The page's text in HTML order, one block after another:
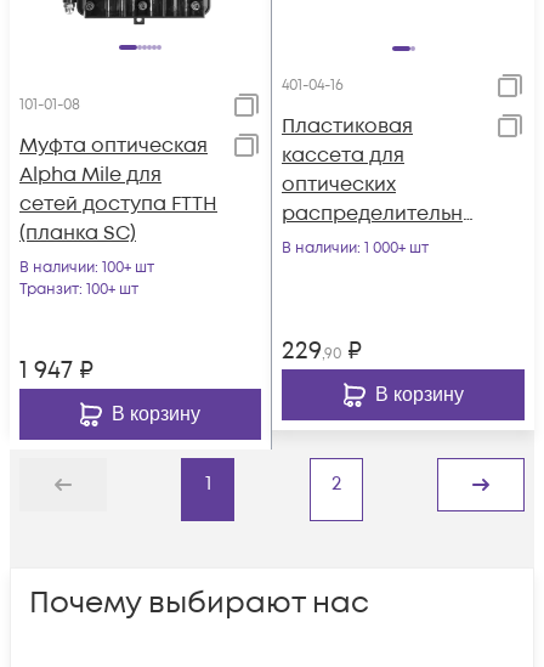
101-01-08
Муфта оптическая
Alpha Mile для
сетей доступа FTTH
(планка SC)
В наличии: 100+ шт
Транзит: 100+ шт
1 947 ₽
В корзину
401-04-16
Пластиковая
кассета для
оптических
распределительны
х коробок 16 портов
В наличии: 1 000+ шт
229,90 ₽
В корзину
Назад
1 2
Дальше
Почему выбирают нас